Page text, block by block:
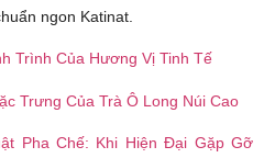
ngon Katinat.
Trình Của Hương Vị Tinh Tế
Trưng Của Trà Ô Long Núi Cao
Pha Chế: Khi Hiện Đại Gặp Gỡ